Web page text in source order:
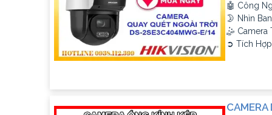
🤖️ Công
🌛 Nhìn
🤹 Camera
️➲ Tích